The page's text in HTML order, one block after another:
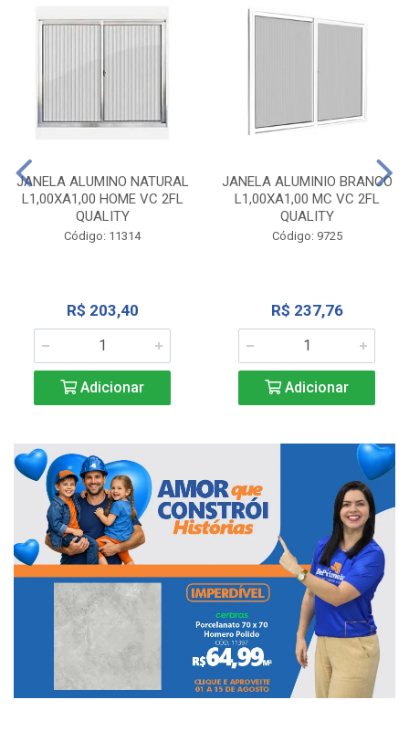
JANELA ALUMINO NATURAL
L1,00XA1,00 HOME VC 2FL
QUALITY
Código: 11314
R$ 203,40
Adicionar
JANELA ALUMINIO BRANCO
L1,00XA1,00 MC VC 2FL
QUALITY
Código: 9725
R$ 237,76
Adicionar